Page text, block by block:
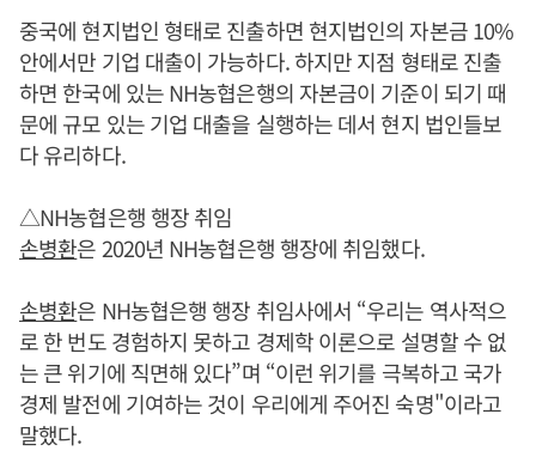
중국에 현지법인 형태로 진출하면 현지법인의 자본금 10%
안에서만 기업 대출이 가능하다. 하지만 지점 형태로 진출
하면 한국에 있는 NH농협은행의 자본금이 기준이 되기 때
문에 규모 있는 기업 대출을 실행하는 데서 현지 법인들보
다 유리하다.
△NH농협은행 행장 취임
손병환은 2020년 NH농협은행 행장에 취임했다.
손병환은 NH농협은행 행장 취임사에서 “우리는 역사적으
로 한 번도 경험하지 못하고 경제학 이론으로 설명할 수 없
는 큰 위기에 직면해 있다”며 “이런 위기를 극복하고 국가
경제 발전에 기여하는 것이 우리에게 주어진 숙명"이라고
말했다.